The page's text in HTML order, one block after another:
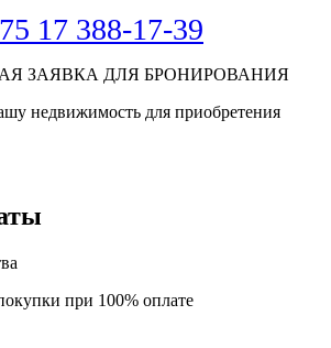
17 388-17-39
ЗАЯВКА ДЛЯ БРОНИРОВАНИЯ
недвижимость для приобретения
при 100% оплате